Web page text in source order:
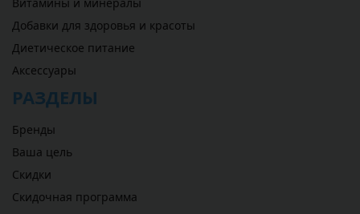
Добавки для здоровья и красоты
Диетическое питание
Аксессуары
РАЗДЕЛЫ
Бренды
Ваша цель
Скидки
Скидочная программа